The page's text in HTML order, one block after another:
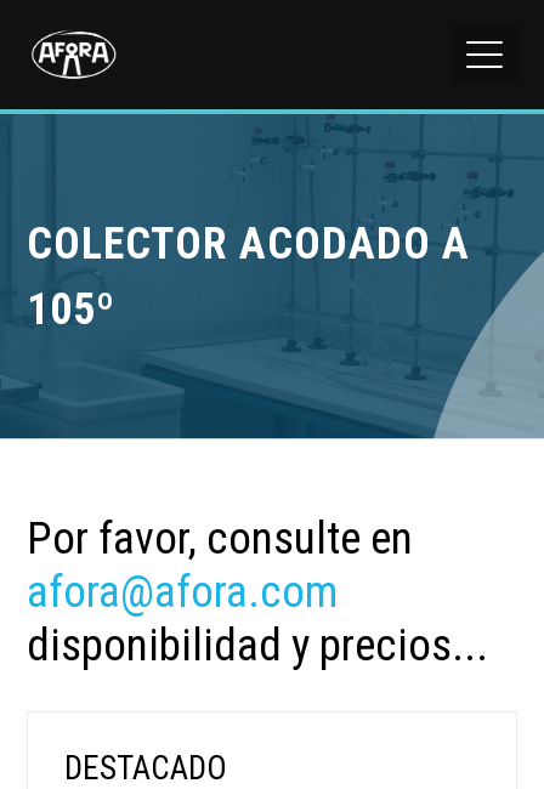
COLECTOR ACODADO A
105º
Por favor, consulte en
afora@afora.com
disponibilidad y precios...
DESTACADO